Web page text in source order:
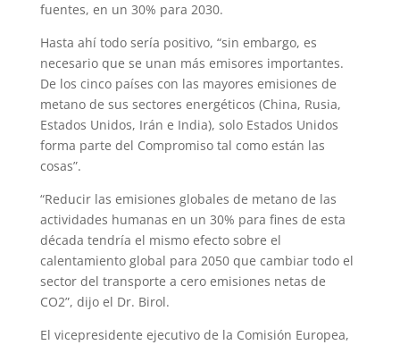
fuentes, en un 30% para 2030.
Hasta ahí todo sería positivo, “sin embargo, es
necesario que se unan más emisores importantes.
De los cinco países con las mayores emisiones de
metano de sus sectores energéticos (China, Rusia,
Estados Unidos, Irán e India), solo Estados Unidos
forma parte del Compromiso tal como están las
cosas”.
“Reducir las emisiones globales de metano de las
actividades humanas en un 30% para fines de esta
década tendría el mismo efecto sobre el
calentamiento global para 2050 que cambiar todo el
sector del transporte a cero emisiones netas de
CO2”, dijo el Dr. Birol.
El vicepresidente ejecutivo de la Comisión Europea,